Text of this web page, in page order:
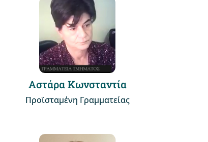
Αστάρα Κωνσταντία
Προϊσταμένη Γραμματείας